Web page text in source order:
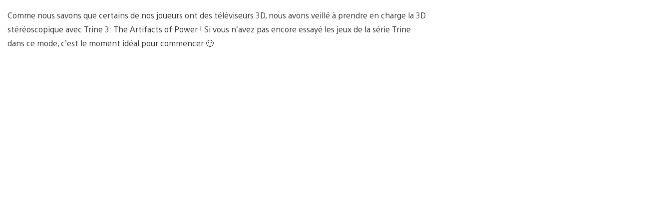
Comme nous savons que certains de nos joueurs ont des téléviseurs 3D, nous avons veillé à prendre en charge la 3D
stéréoscopique avec Trine 3: The Artifacts of Power ! Si vous n’avez pas encore essayé les jeux de la série Trine
dans ce mode, c’est le moment idéal pour commencer 🙂